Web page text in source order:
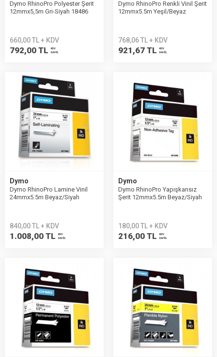
Dymo RhinoPro Polyester Şerit
12mmx5,5m Gri-Siyah 18486
660,00 TL + KDV
792,00 TL
KDV
DAHİL
Dymo RhinoPro Renkli Vinil Şerit
12mmx5.5m Yeşil/Beyaz
768,06 TL + KDV
921,67 TL
KDV
DAHİL
Dymo
Dymo RhinoPro Lamine Vinil
24mmx5.5m Beyaz/Siyah
840,00 TL + KDV
1.008,00 TL
KDV
DAHİL
Dymo
Dymo RhinoPro Yapışkansız
Şerit 12mmx5.5m Beyaz/Siyah
180,00 TL + KDV
216,00 TL
KDV
DAHİL